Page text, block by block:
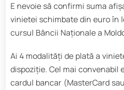
E nevoie să confirmi suma
vinietei schimbate din euro în
cursul Băncii Naționale a
Ai 4 modalități de plată a
dispoziție. Cel mai convenabil
cardul bancar (MasterCard